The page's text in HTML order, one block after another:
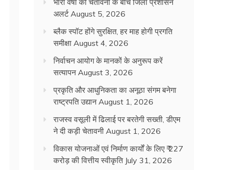
भारी वर्षा की चेतावनी के बीच जिला प्रशासन
अलर्ट August 5, 2026
ब्लैक स्पॉट होंगे सुरक्षित, हर माह होगी प्रगति
समीक्षा August 4, 2026
निर्वाचन आयोग के मानकों के अनुरूप करें
सत्यापन August 3, 2026
प्रकृति और आधुनिकता का अनूठा संगम बनेगा
राष्ट्रपति उद्यान August 1, 2026
राजस्व वसूली में ढिलाई पर बरतेगी सख्ती, डीएम
ने दी कड़ी चेतावनी August 1, 2026
विकास योजनाओं एवं निर्माण कार्यों के लिए ₹ 227
करोड़ की वित्तीय स्वीकृति July 31, 2026